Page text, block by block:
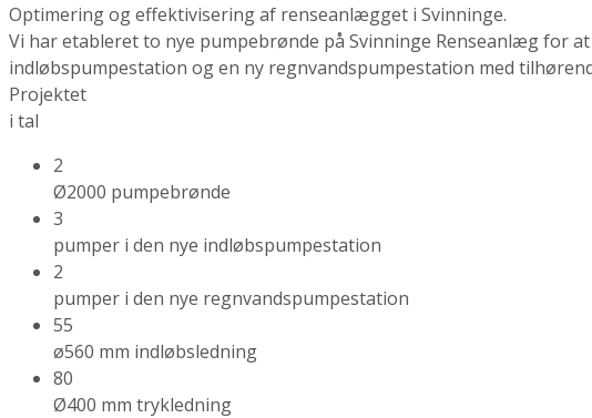
Optimering og effektivisering af renseanlægget i Svinninge.
Vi har etableret to nye pumpebrønde på Svinninge Renseanlæg for
indløbspumpestation og en ny regnvandspumpestation med
Projektet
i tal
2
Ø2000 pumpebrønde
3
pumper i den nye indløbspumpestation
2
pumper i den nye regnvandspumpestation
55
ø560 mm indløbsledning
80
Ø400 mm trykledning